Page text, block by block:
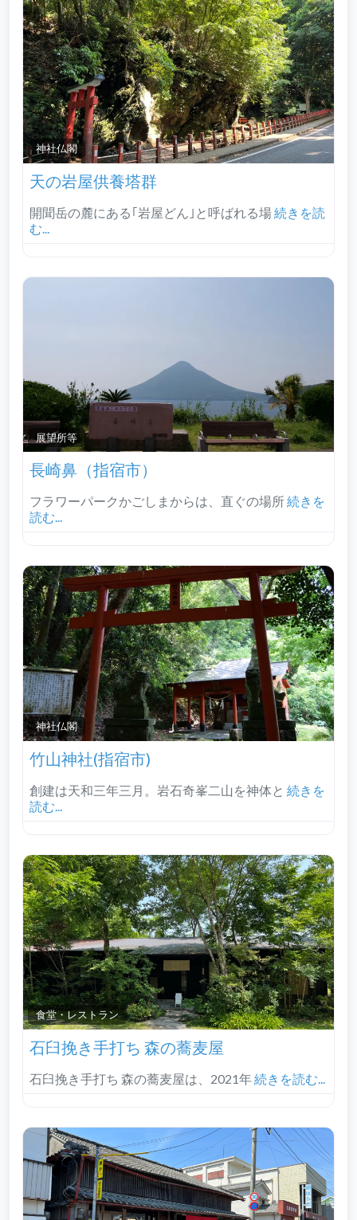
神社仏閣
天の岩屋供養塔群
開聞岳の麓にある｢岩屋どん｣と呼ばれる場続きを読
む...
展望所等
長崎鼻（指宿市）
フラワーパークかごしまからは、直ぐの場所続きを
読む...
神社仏閣
竹山神社(指宿市)
創建は天和三年三月。岩石奇峯二山を神体と 続きを
読む...
食堂・レストラン
石臼挽き手打ち 森の蕎麦屋
石臼挽き手打ち 森の蕎麦屋は、2021年続きを読む...